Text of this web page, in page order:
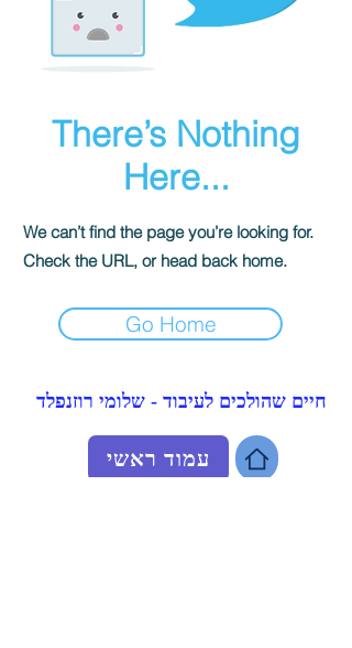
There’s Nothing
Here...
We can’t find the page you’re looking for.
Check the URL, or head back home.
Go Home
חיים שהולכים לעיבוד - שלומי רוזנפלד
עמוד ראשי